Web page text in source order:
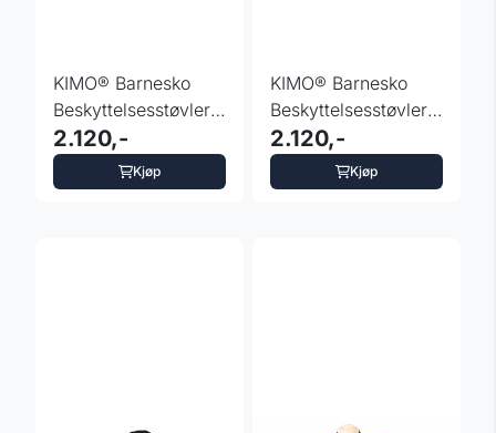
KIMO® Barnesko
Beskyttelsesstøvler
hvit
2.120,-
Kjøp
KIMO® Barnesko
Beskyttelsesstøvler
sort
2.120,-
Kjøp